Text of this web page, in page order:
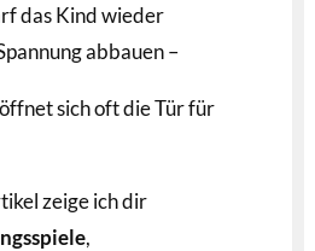
das Kind wieder
abbauen –
sich oft die Tür für
zeige ich dir
,